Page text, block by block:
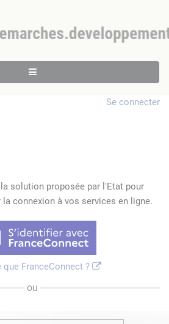
Se connecter
solution proposée par l'Etat pour
connexion à vos services en ligne.
que FranceConnect ?
ou